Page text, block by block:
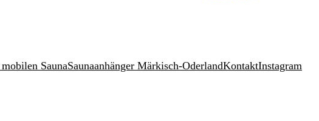
SaunaSaunaanhänger Märkisch-OderlandKontaktInstagram